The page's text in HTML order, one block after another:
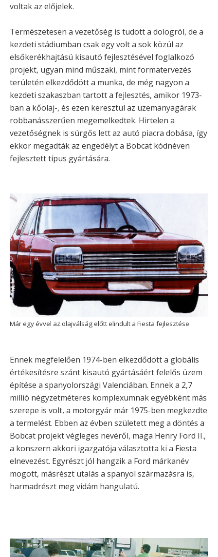
voltak az előjelek.
Természetesen a vezetőség is tudott a dologról, de a
kezdeti stádiumban csak egy volt a sok közül az
elsőkerékhajtású kisautó fejlesztésével foglalkozó
projekt, ugyan mind műszaki, mint formatervezés
területén elkezdődött a munka, de még nagyon a
kezdeti szakaszban tartott a fejlesztés, amikor 1973-
ban a kőolaj-, és ezen keresztül az üzemanyagárak
robbanásszerűen megemelkedtek. Hirtelen a
vezetőségnek is sürgős lett az autó piacra dobása, így
ekkor megadták az engedélyt a Bobcat kódnéven
fejlesztett típus gyártására.
Már egy évvel az olajválság előtt elindult a Fiesta fejlesztése
Ennek megfelelően 1974-ben elkezdődött a globális
értékesítésre szánt kisautó gyártásáért felelős üzem
építése a spanyolországi Valenciában. Ennek a 2,7
millió négyzetméteres komplexumnak egyébként más
szerepe is volt, a motorgyár már 1975-ben megkezdte
a termelést. Ebben az évben született meg a döntés a
Bobcat projekt végleges nevéről, maga Henry Ford II.,
a konszern akkori igazgatója választotta ki a Fiesta
elnevezést. Egyrészt jól hangzik a Ford márkanév
mögött, másrészt utalás a spanyol származásra is,
harmadrészt meg vidám hangulatú.